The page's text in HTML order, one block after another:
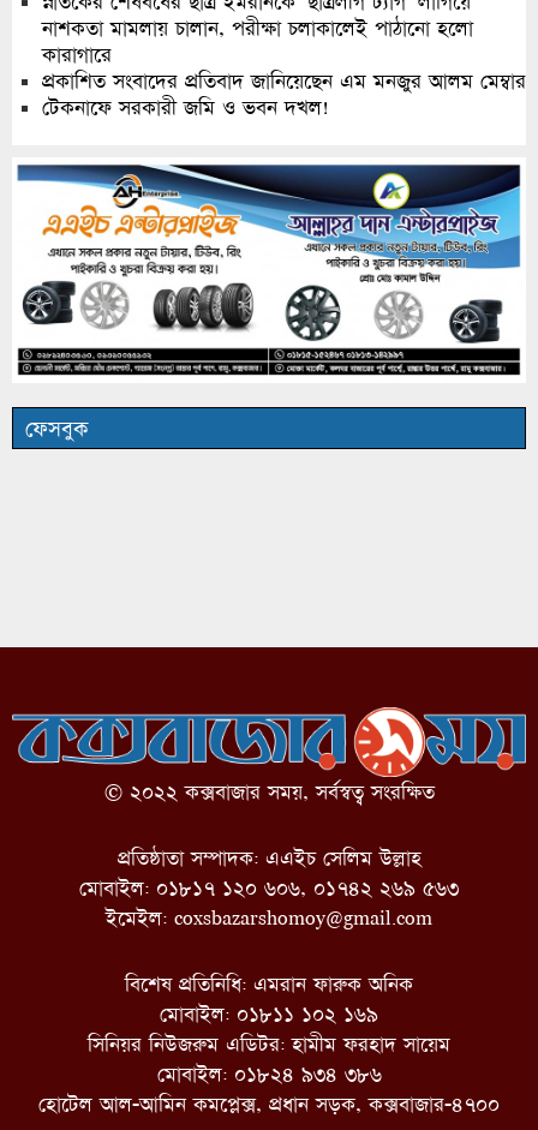
নাশকতা মামলায় চালান, পরীক্ষা চলাকালেই পাঠানো হলো
কারাগারে
প্রকাশিত সংবাদের প্রতিবাদ জানিয়েছেন এম মনজুর আলম মেম্বার
টেকনাফে সরকারী জমি ও ভবন দখল!
ফেসবুক
© ২০২২ কক্সবাজার সময়, সর্বস্বত্ব সংরক্ষিত
প্রতিষ্ঠাতা সম্পাদক: এএইচ সেলিম উল্লাহ
মোবাইল: ০১৮১৭ ১২০ ৬০৬, ০১৭৪২ ২৬৯ ৫৬৩
ইমেইল: coxsbazarshomoy@gmail.com
বিশেষ প্রতিনিধি: এমরান ফারুক অনিক
মোবাইল: ০১৮১১ ১০২ ১৬৯
সিনিয়র নিউজরুম এডিটর: হামীম ফরহাদ সায়েম
মোবাইল: ০১৮২৪ ৯৩৪ ৩৮৬
হোটেল আল-আমিন কমপ্লেক্স, প্রধান সড়ক, কক্সবাজার-৪৭০০